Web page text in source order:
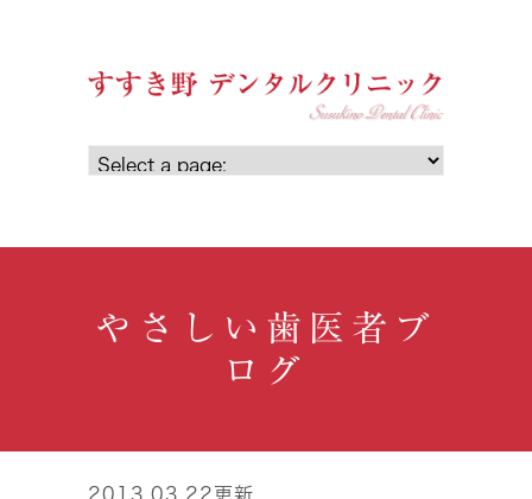
やさしい歯医者ブ
ログ
2013.03.22更新